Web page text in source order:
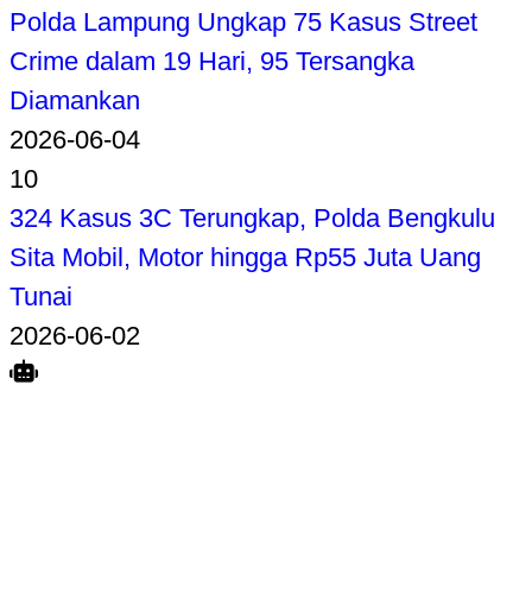
Polda Lampung Ungkap 75 Kasus Street
Crime dalam 19 Hari, 95 Tersangka
Diamankan
2026-06-04
10
324 Kasus 3C Terungkap, Polda Bengkulu
Sita Mobil, Motor hingga Rp55 Juta Uang
Tunai
2026-06-02